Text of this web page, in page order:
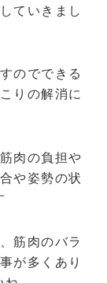
ていきまし
のでできる
りの解消に
肉の負担や
や姿勢の状
筋肉のバラ
が多くあり